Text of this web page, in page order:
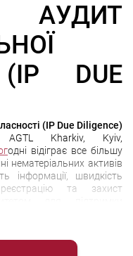
АУДИТ
DUE
(IP Due Diligence)
Kharkiv, Kyiv,
одні відіграє все більшу
нематеріальних активів
інформації, швидкість
та захист
юридичної фірми AGTL
в суді.